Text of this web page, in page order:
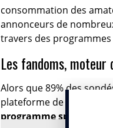
consommation des
annonceurs de
travers des
Les fandoms,
Alors que 89% des
plateforme de
programme spécifique,